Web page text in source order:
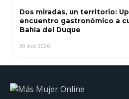
Dos miradas, un territorio:
encuentro gastronómico a
Bahía del Duque
30 Abr 2026